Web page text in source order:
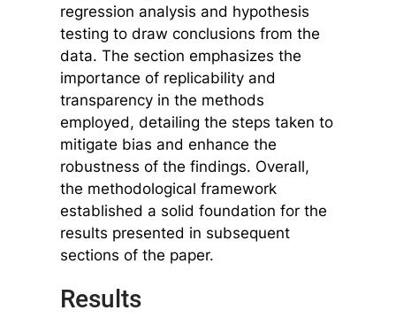
regression analysis and hypothesis
testing to draw conclusions from the
data. The section emphasizes the
importance of replicability and
transparency in the methods
employed, detailing the steps taken to
mitigate bias and enhance the
robustness of the findings. Overall,
the methodological framework
established a solid foundation for the
results presented in subsequent
sections of the paper.
Results